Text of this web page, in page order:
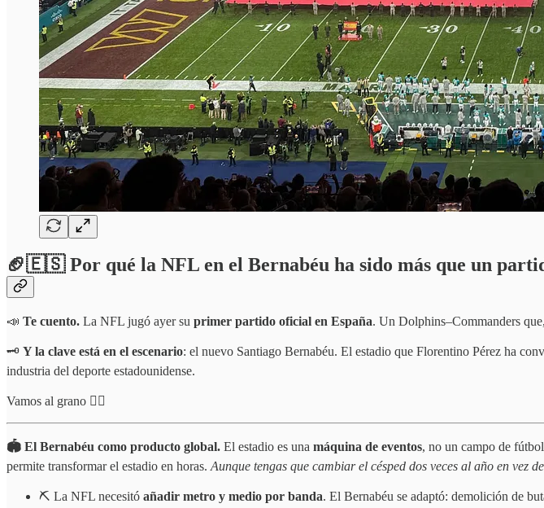
🏈🇪🇸Por qué la NFL en el Bernabéu ha sido más que un
📣 Te cuento. La NFL jugó ayer su primer partido oficial en España. Un Dolphins–Commanders
🗝️ Y la clave está en el escenario: el nuevo Santiago Bernabéu. El estadio que Florentino Pérez ha
industria del deporte estadounidense.
Vamos al grano 👇🏻
🏟️ El Bernabéu como producto global. El estadio es una máquina de eventos, no un campo de
permite transformar el estadio en horas. Aunque tengas que cambiar el césped dos veces al año en vez
⛏️ La NFL necesitó añadir metro y medio por banda. El Bernabéu se adaptó: demolición de